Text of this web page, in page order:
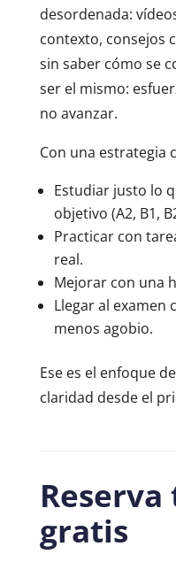
desordenada:
contexto, consejos
sin saber cómo se
ser el mismo:
no avanzar.
Con una estrategia
Estudiar justo lo
objetivo (A2, B1,
Practicar con
real.
Mejorar con una
Llegar al examen
menos agobio.
Ese es el enfoque
claridad desde el
gratis